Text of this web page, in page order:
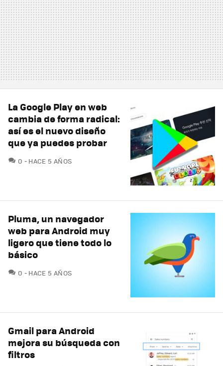
La Google Play en web
cambia de forma radical:
así es el nuevo diseño
que ya puedes probar
0 COMENTARIOS
HACE 5 AÑOS
Pluma, un navegador
web para Android muy
ligero que tiene todo lo
básico
0 COMENTARIOS
HACE 5 AÑOS
Gmail para Android
mejora su búsqueda con
filtros